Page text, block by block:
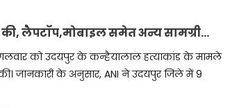
लैपटॉप,मोबाइल समेत अन्य सामग्री
को उदयपुर के कन्हैयालाल हत्याकांड के मामले
जानकारी के अनुसार, ANI ने उदयपुर जिले में 9